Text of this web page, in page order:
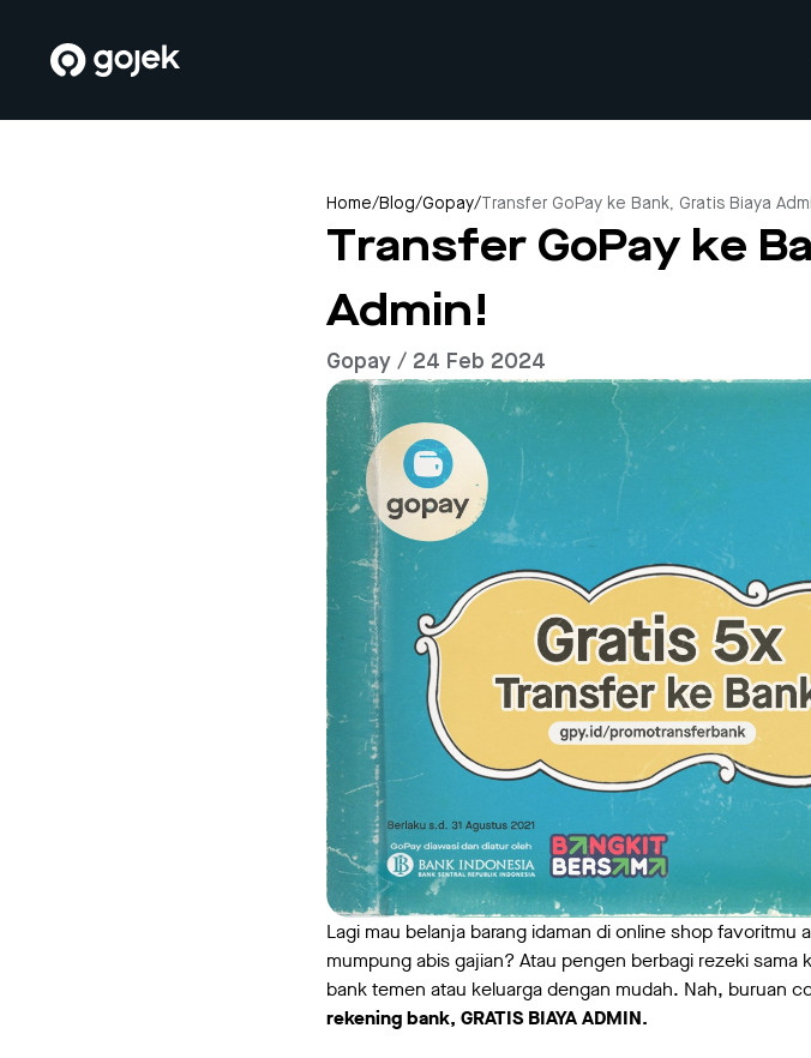
Home/Blog/Gopay/ Transfer GoPay ke Bank, Gratis Biaya
Transfer GoPay ke
Admin!
Gopay / 24 Feb 2024
Lagi mau belanja barang idaman di online shop
mumpung abis gajian? Atau pengen berbagi rezeki
bank temen atau keluarga dengan mudah. Nah, buruan
rekening bank, GRATIS BIAYA ADMIN.